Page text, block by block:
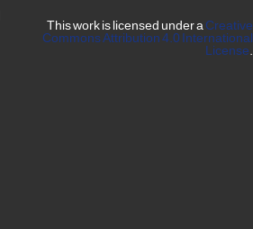
This work is licensed under aCreative
Commons Attribution 4.0 International
License.